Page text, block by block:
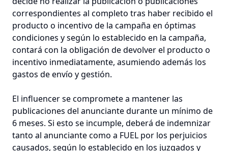
correspondientes al completo tras haber recibido el
producto o incentivo de la campaña en óptimas
condiciones y según lo establecido en la campaña,
contará con la obligación de devolver el producto o
incentivo inmediatamente, asumiendo además los
gastos de envío y gestión.
El influencer se compromete a mantener las
publicaciones del anunciante durante un mínimo de
6 meses. Si esto se incumple, deberá de indemnizar
tanto al anunciante como a FUEL por los perjuicios
causados, según lo establecido en los juzgados y